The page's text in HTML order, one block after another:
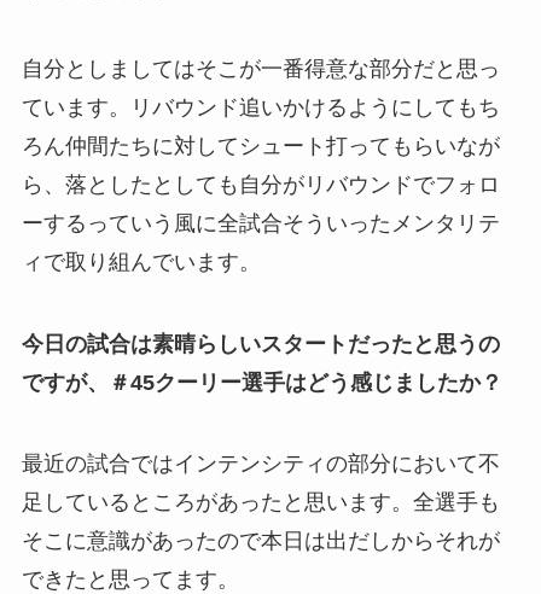
自分としましてはそこが一番得意な部分だと思っ
ています。リバウンド追いかけるようにしてもち
ろん仲間たちに対してシュート打ってもらいなが
ら、落としたとしても 自分がリバウンドでフォロ
ーするっていう風に全試合そういったメンタリテ
ィで取り組んでいます。
今日の試合は素晴らしいスタートだったと思うの
ですが、＃45クーリー選手はどう感じましたか？
最近の試合ではインテンシティの部分において不
足しているところがあったと思います。全選手も
そこに意識があったので本日は出だしから それが
できたと思ってます。